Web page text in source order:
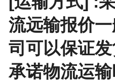
流远输报价
司可以保证
承诺物流运